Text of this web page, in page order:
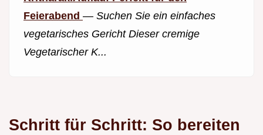
Feierabend — Suchen Sie ein einfaches
vegetarisches Gericht Dieser cremige
Vegetarischer K...
Schritt für Schritt: So bereiten